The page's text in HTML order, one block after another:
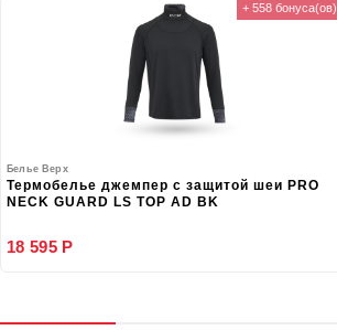
+ 558 бонуса(ов)
Белье Верх
Термобелье джемпер с защитой шеи PRO
NECK GUARD LS TOP AD BK
18 595 Р